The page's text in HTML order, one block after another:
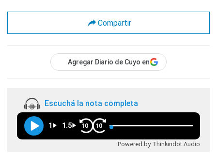
Compartir
Agregar Diario de Cuyo en
Escuchá la nota completa
1 1.5 10 10
Powered by Thinkindot Audio